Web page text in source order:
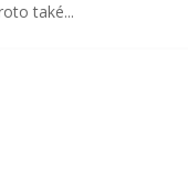
také...